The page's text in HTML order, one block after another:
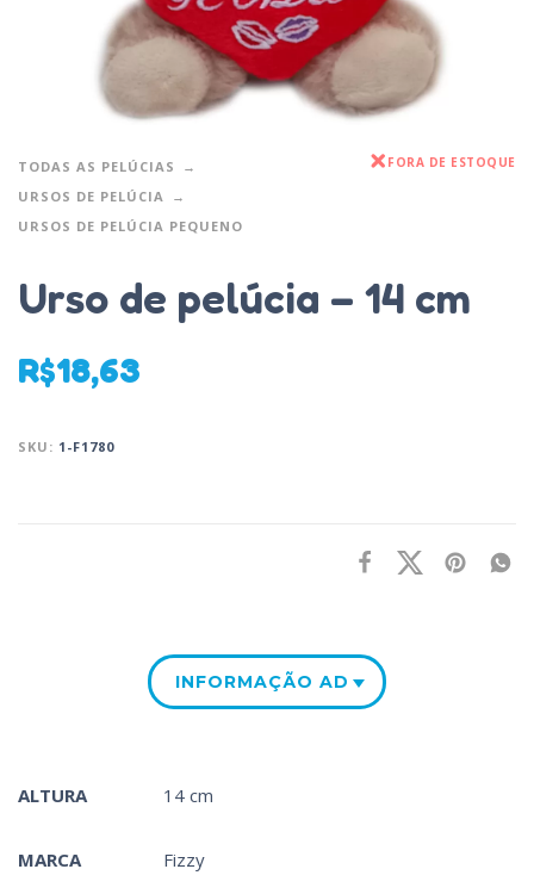
TODAS AS PELÚCIAS
URSOS DE PELÚCIA
URSOS DE PELÚCIA PEQUENO
FORA DE ESTOQUE
Urso de pelúcia – 14 cm
R$18,63
SKU: 1-F1780
INFORMAÇÃO ADICIONAL
ALTURA 14 cm
MARCA Fizzy